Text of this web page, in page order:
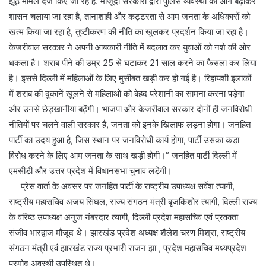
शासन चलाया जा रहा है, तानाशाही और कट्टरता से आम जनता के अधिकारों को
खत्म किया जा रहा है, तुष्टीकरण की नीति का खुलकर प्रदर्शन किया जा रहा है।
केजरीवाल सरकार ने अपनी आबकारी नीति में बदलाव कर युवाओं को नशे की ओर
धकला है। शराब पीने की उम्र 25 से घटाकर 21 साल करने का फैसला कर लिया
है। इससे दिल्ली में महिलाओं के लिए मुसीबत खड़ी कर हो गई है। रिहायशी इलाकों
में शराब की दुकानें खुलने से महिलाओं को बेहद परेशानी का सामना करना पड़ेगा
और उनसे छेड़खानीया बढ़ेंगी। भाजपा और केजरीवाल सरकार दोनों ही जनविरोधी
नीतियों पर चलने वाली सरकार है, जनता को इनके खिलाफ लड़ना होगा। जनहित
पार्टी का उदय हुआ है, जिस स्थान पर जनविरोधी कार्य होगा, पार्टी उसका कड़ा
विरोध करने के लिए आम जनता के साथ खड़ी होगी।” जनहित पार्टी दिल्ली में
एमसीडी और उत्तर प्रदेश में विधानसभा चुनाव लड़ेगी।
प्रेस वार्ता के अवसर पर जनहित पार्टी के राष्ट्रीय उपाध्यक्ष सर्वेश त्यागी,
राष्ट्रीय महासचिव अजय सिंघल, राज्य संगठन मंत्री बृजकिशोर त्यागी, दिल्ली राज्य
के वरिष्ठ उपाध्यक्ष अनुज नंबरदार त्यागी, दिल्ली प्रदेश महासचिव एवं प्रवक्ता
संजीव भारद्वाज मौजूद थे। झारखंड प्रदेश अध्यक्ष शैलेश चरण मिश्रा, राष्ट्रीय
संगठन मंत्री एवं झारखंड राज्य प्रभारी राजन झा , प्रदेश महासचिव मध्यप्रदेश
प्रमोद अवस्थी उपस्थित थे।